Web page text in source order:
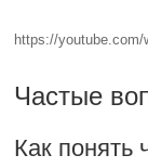
https://youtube.com/
Частые
Как понять